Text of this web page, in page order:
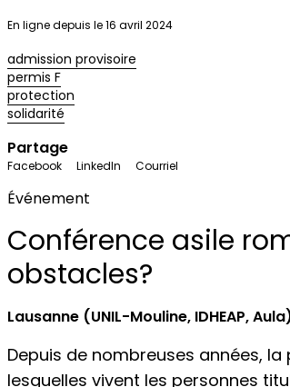
En ligne depuis le 16 avril 2024
admission provisoire
permis F
protection
solidarité
Partage
Facebook LinkedIn Courriel
Événement
Conférence asile
obstacles?
Lausanne (UNIL-Mouline, IDHEAP,
Depuis de nombreuses années,
lesquelles vivent les personnes